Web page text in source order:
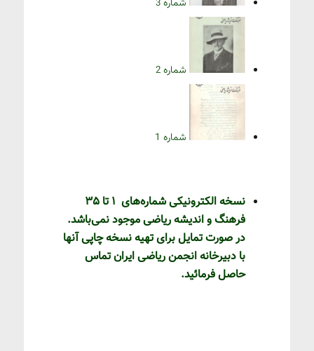
شماره 3
شماره 2
شماره 1
نسخه الکترونیکی شماره‌های 1 تا 35
فرهنگ و اندیشه ریاضی موجود نمی‌باشد.
در صورت تمایل برای تهیه نسخه چاپی آنها
با دبیرخانه انجمن ریاضی ایران تماس
حاصل فرمائید.